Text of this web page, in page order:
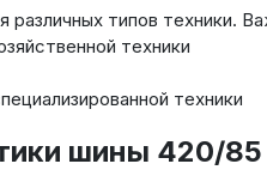
различных типов
техники
техники
шины 420/